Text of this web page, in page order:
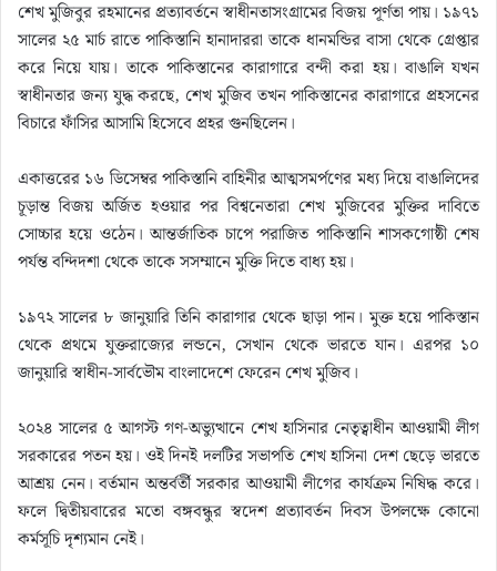
শেখ মুজিবুর রহমানের প্রত্যাবর্তনে স্বাধীনতাসংগ্রামের বিজয় পূর্ণতা পায়। ১৯৭১
সালের ২৫ মার্চ রাতে পাকিস্তানি হানাদাররা তাকে ধানমন্ডির বাসা থেকে গ্রেপ্তার
করে নিয়ে যায়। তাকে পাকিস্তানের কারাগারে বন্দী করা হয়। বাঙালি যখন
স্বাধীনতার জন্য যুদ্ধ করছে, শেখ মুজিব তখন পাকিস্তানের কারাগারে প্রহসনের
বিচারে ফাঁসির আসামি হিসেবে প্রহর গুনছিলেন।
একাত্তরের ১৬ ডিসেম্বর পাকিস্তানি বাহিনীর আত্মসমর্পণের মধ্য দিয়ে বাঙালিদের
চূড়ান্ত বিজয় অর্জিত হওয়ার পর বিশ্বনেতারা শেখ মুজিবের মুক্তির দাবিতে
সোচ্চার হয়ে ওঠেন। আন্তর্জাতিক চাপে পরাজিত পাকিস্তানি শাসকগোষ্ঠী শেষ
পর্যন্ত বন্দিদশা থেকে তাকে সসম্মানে মুক্তি দিতে বাধ্য হয়।
১৯৭২ সালের ৮ জানুয়ারি তিনি কারাগার থেকে ছাড়া পান। মুক্ত হয়ে পাকিস্তান
থেকে প্রথমে যুক্তরাজ্যের লন্ডনে, সেখান থেকে ভারতে যান। এরপর ১০
জানুয়ারি স্বাধীন-সার্বভৌম বাংলাদেশে ফেরেন শেখ মুজিব।
২০২৪ সালের ৫ আগস্ট গণ-অভ্যুত্থানে শেখ হাসিনার নেতৃত্বাধীন আওয়ামী লীগ
সরকারের পতন হয়। ওই দিনই দলটির সভাপতি শেখ হাসিনা দেশ ছেড়ে ভারতে
আশ্রয় নেন। বর্তমান অন্তর্বর্তী সরকার আওয়ামী লীগের কার্যক্রম নিষিদ্ধ করে।
ফলে দ্বিতীয়বারের মতো বঙ্গবন্ধুর স্বদেশ প্রত্যাবর্তন দিবস উপলক্ষে কোনো
কর্মসূচি দৃশ্যমান নেই।